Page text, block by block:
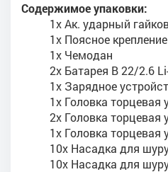
Содержимое упаковки:
1x Ак. ударный
1x Поясное
1x Чемодан
2x Батарея B 22/2.6
1x Зарядное
1x Головка торцевая
2x Головка торцевая
1x Головка торцевая
10x Насадка для
10x Насадка для